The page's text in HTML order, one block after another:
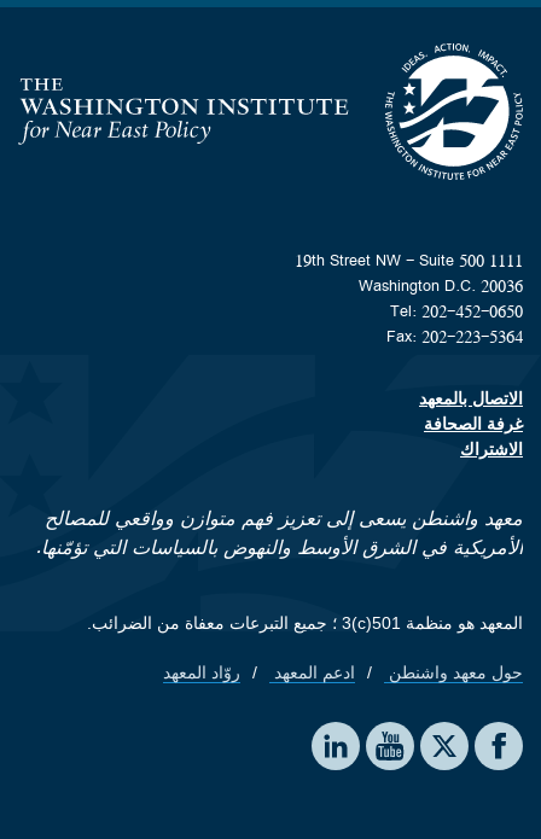
Homepage
1111 19th Street NW - Suite 500
Washington D.C. 20036
Tel: 202-452-0650
Fax: 202-223-5364
Footer contact links
الاتصال بالمعهد
غرفة الصحافة
الاشتراك
معهد واشنطن يسعى إلى تعزيز فهم متوازن وواقعي للمصالح
الأمريكية في الشرق الأوسط والنهوض بالسياسات التي تؤمّنها.
المعهد هو منظمة 501(c)3 ؛ جميع التبرعات معفاة من الضرائب.
Footer quick links
حول معهد واشنطن ادعم المعهد روّاد المعهد
Social media
The Washington Institute on Facebook
The Washington Institute on X
The Washington Institute on YouTube
The Washington Institute on LinkedIn